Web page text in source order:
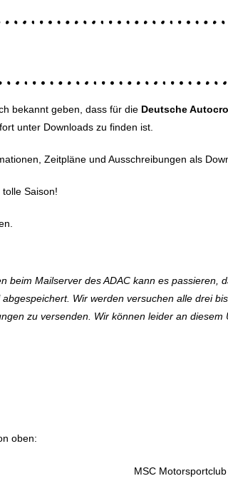
bekannt geben, dass für die Deutsche
unter Downloads zu finden ist.
Zeitpläne und Ausschreibungen als
Saison!
beim Mailserver des ADAC kann es
Wir werden versuchen alle drei
zu versenden. Wir können leider an diesem
oben: